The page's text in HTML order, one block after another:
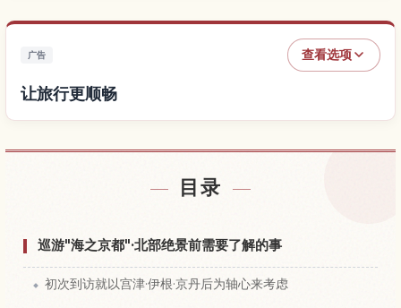
广告 查看选项
让旅行更顺畅
目录
巡游"海之京都"·北部绝景前需要了解的事
初次到访就以宫津·伊根·京丹后为轴心来考虑